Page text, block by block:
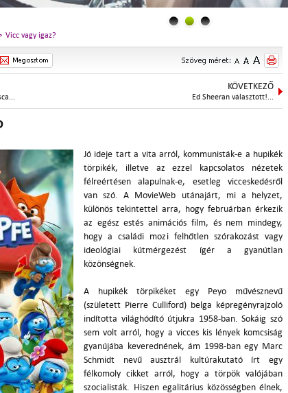
Vicc vagy igaz?
KÖVETKEZŐ
Ed Sheeran választott!...
Jó ideje tart a vita arról, kommunisták-e a hupikék
törpikék, illetve az ezzel kapcsolatos nézetek
félreértésen alapulnak-e, esetleg vicceskedésről
van szó. A MovieWeb utánajárt, mi a helyzet,
különös tekintettel arra, hogy februárban érkezik
az egész estés animációs film, és nem mindegy,
hogy a családi mozi felhőtlen szórakozást vagy
ideológiai kútmérgezést ígér a gyanútlan
közönségnek.
A hupikék törpikéket egy Peyo művésznevű
(született Pierre Culliford) belga képregényrajzoló
indította világhódító útjukra 1958-ban. Sokáig szó
sem volt arról, hogy a vicces kis lények komcsiság
gyanújába keverednének, ám 1998-ban egy Marc
Schmidt nevű ausztrál kultúrakutató írt egy
félkomoly cikket arról, hogy a törpök valójában
szocialisták. Hiszen egalitárius közösségben élnek,